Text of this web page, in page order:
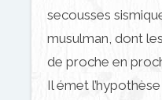
secousses
musulman, dont
de proche en
Il émet